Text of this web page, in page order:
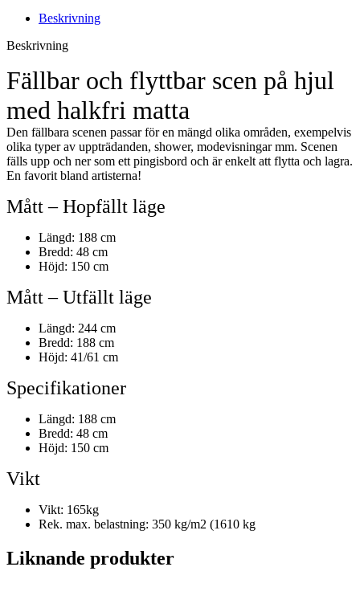
Beskrivning
Beskrivning
Fällbar och flyttbar scen på hjul
med halkfri matta
Den fällbara scenen passar för en mängd olika områden, exempelvis
olika typer av uppträdanden, shower, modevisningar mm. Scenen
fälls upp och ner som ett pingisbord och är enkelt att flytta och lagra.
En favorit bland artisterna!
Mått – Hopfällt läge
Längd: 188 cm
Bredd: 48 cm
Höjd: 150 cm
Mått – Utfällt läge
Längd: 244 cm
Bredd: 188 cm
Höjd: 41/61 cm
Specifikationer
Längd: 188 cm
Bredd: 48 cm
Höjd: 150 cm
Vikt
Vikt: 165kg
Rek. max. belastning: 350 kg/m2 (1610 kg
Liknande produkter